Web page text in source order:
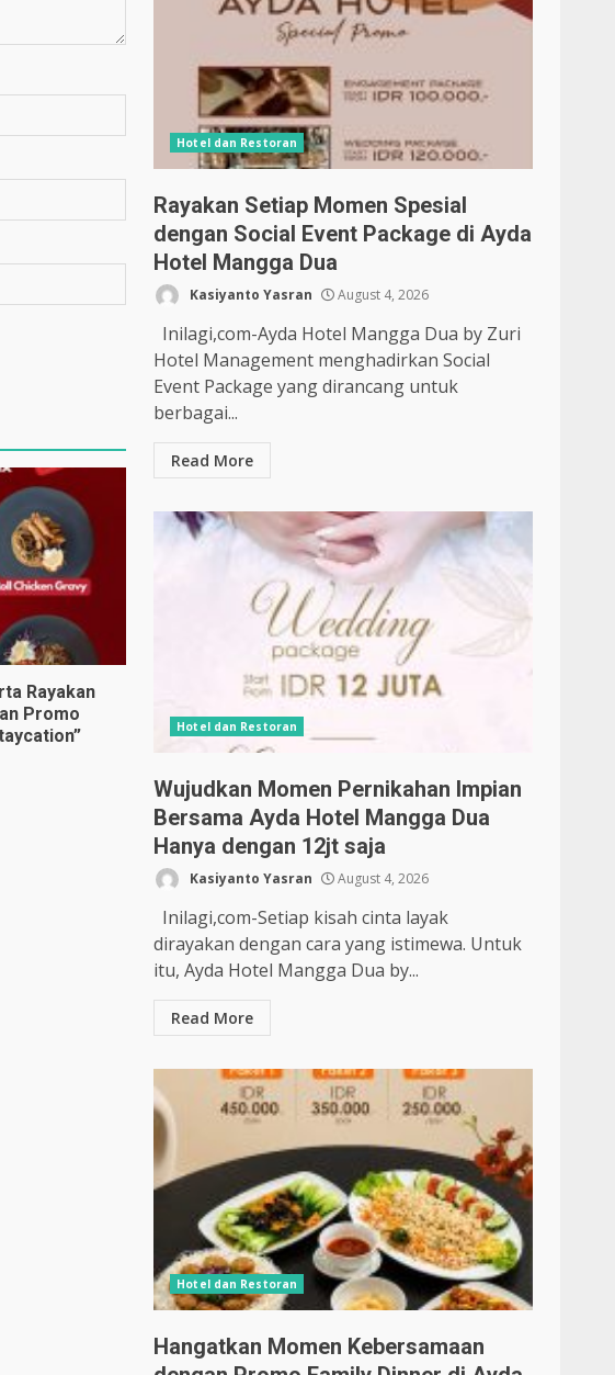
Rayakan
Promo
Hotel dan Restoran
Rayakan Setiap Momen Spesial
dengan Social Event Package di Ayda
Hotel Mangga Dua
Kasiyanto Yasran August 4, 2026
Inilagi,com-Ayda Hotel Mangga Dua by Zuri
Hotel Management menghadirkan Social
Event Package yang dirancang untuk
berbagai...
Read More
Hotel dan Restoran
Wujudkan Momen Pernikahan Impian
Bersama Ayda Hotel Mangga Dua
Hanya dengan 12jt saja
Kasiyanto Yasran August 4, 2026
Inilagi,com-Setiap kisah cinta layak
dirayakan dengan cara yang istimewa. Untuk
itu, Ayda Hotel Mangga Dua by...
Read More
Hotel dan Restoran
Hangatkan Momen Kebersamaan